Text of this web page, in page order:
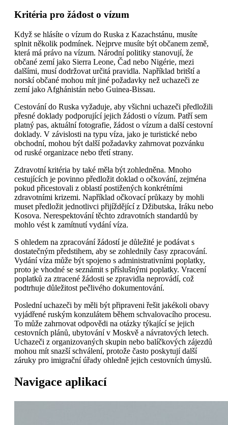
Kritéria pro žádost o vízum
Když se hlásíte o vízum do Ruska z Kazachstánu, musíte
splnit několik podmínek. Nejprve musíte být občanem země,
která má právo na vízum. Národní politiky stanovují, že
občané zemí jako Sierra Leone, Čad nebo Nigérie, mezi
dalšími, musí dodržovat určitá pravidla. Například britští a
norskí občané mohou mít jiné požadavky než uchazeči ze
zemí jako Afghánistán nebo Guinea-Bissau.
Cestování do Ruska vyžaduje, aby všichni uchazeči předložili
přesné doklady podporující jejich žádosti o vízum. Patří sem
platný pas, aktuální fotografie, žádost o vízum a další cestovní
doklady. V závislosti na typu víza, jako je turistické nebo
obchodní, mohou být další požadavky zahrnovat pozvánku
od ruské organizace nebo třetí strany.
Zdravotní kritéria by také měla být zohledněna. Mnoho
cestujících je povinno předložit doklad o očkování, zejména
pokud přicestovali z oblastí postižených konkrétními
zdravotními krizemi. Například očkovací průkazy by mohli
muset předložit jednotlivci přijíždějící z Džibutska, Iráku nebo
Kosova. Nerespektování těchto zdravotních standardů by
mohlo vést k zamítnutí vydání víza.
S ohledem na zpracování žádostí je důležité je podávat s
dostatečným předstihem, aby se zohlednily časy zpracování.
Vydání víza může být spojeno s administrativními poplatky,
proto je vhodné se seznámit s příslušnými poplatky. Vracení
poplatků za ztracené žádosti se zpravidla neprovádí, což
podtrhuje důležitost pečlivého dokumentování.
Poslední uchazeči by měli být připraveni řešit jakékoli obavy
vyjádřené ruským konzulátem během schvalovacího procesu.
To může zahrnovat odpovědi na otázky týkající se jejich
cestovních plánů, ubytování v Moskvě a návratových letech.
Uchazeči z organizovaných skupin nebo balíčkových zájezdů
mohou mít snazší schválení, protože často poskytují další
záruky pro imigrační úřady ohledně jejich cestovních úmyslů.
Navigace aplikací